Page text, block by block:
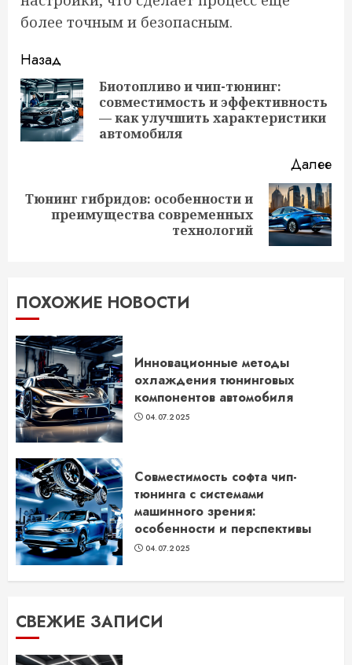
более точным и безопасным.
Продолжить
чтение
Назад
Биотопливо и чип-тюнинг:
совместимость и эффективность
— как улучшить характеристики
автомобиля
Далее
Следующая
Тюнинг гибридов: особенности и
преимущества современных
технологий
ПОХОЖИЕ НОВОСТИ
Инновационные методы
охлаждения тюнинговых
компонентов автомобиля
04.07.2025
Совместимость софта чип-
тюнинга с системами
машинного зрения:
особенности и перспективы
04.07.2025
СВЕЖИЕ ЗАПИСИ